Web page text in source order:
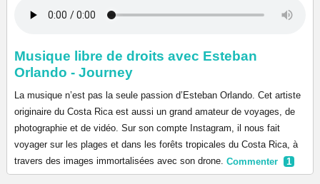
Musique libre de droits avec Esteban
Orlando - Journey
La musique n’est pas la seule passion d’Esteban Orlando. Cet artiste
originaire du Costa Rica est aussi un grand amateur de voyages, de
photographie et de vidéo. Sur son compte Instagram, il nous fait
voyager sur les plages et dans les forêts tropicales du Costa Rica, à
travers des images immortalisées avec son drone. Commenter 1